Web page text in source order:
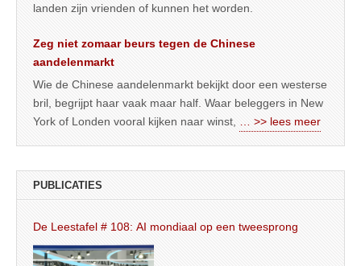
landen zijn vrienden of kunnen het worden.
Zeg niet zomaar beurs tegen de Chinese
aandelenmarkt
Wie de Chinese aandelenmarkt bekijkt door een westerse
bril, begrijpt haar vaak maar half. Waar beleggers in New
York of Londen vooral kijken naar winst,
… >> lees meer
PUBLICATIES
De Leestafel # 108: AI mondiaal op een tweesprong